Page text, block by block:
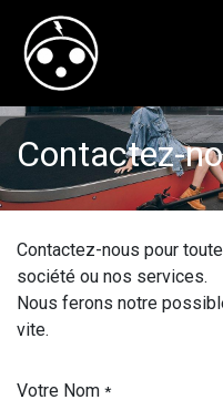
Contactez-
Contactez-nous pour
société ou nos services.
Nous ferons notre
vite.
Votre Nom *